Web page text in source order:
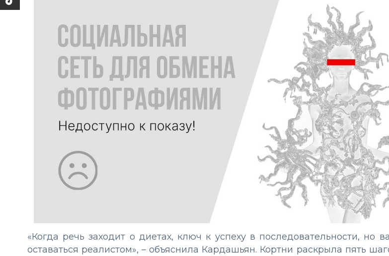
«Когда речь заходит о диетах, ключ к успеху в последовательности, но
оставаться реалистом», – объяснила Кардашьян. Кортни раскрыла пять